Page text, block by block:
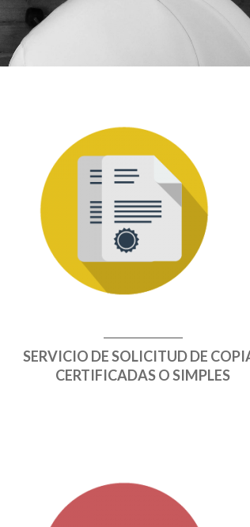
SERVICIO DE SOLICITUD DE
CERTIFICADAS O SIMPLES